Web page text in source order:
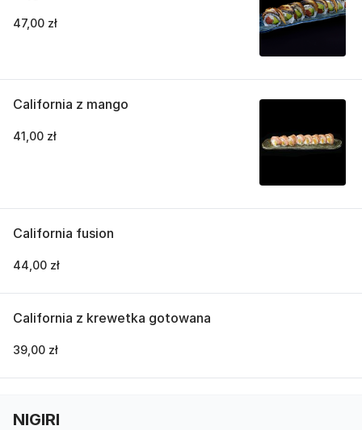
47,00 zł
California z mango
41,00 zł
California fusion
44,00 zł
California z krewetka gotowana
39,00 zł
NIGIRI